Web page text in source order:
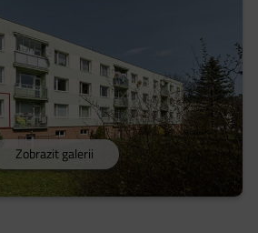
Zobrazit galerii